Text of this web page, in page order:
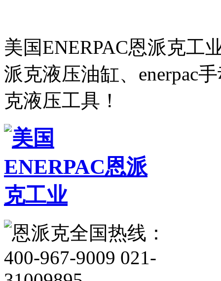
美国ENERPAC恩派克工
派克液压油缸、enerpac
克液压工具！